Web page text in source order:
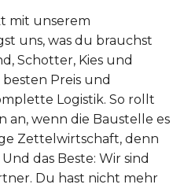
mit unserem
uns, was du brauchst
Schotter, Kies und
Preis und
Logistik. So rollt
an, wenn die Baustelle es
Zettelwirtschaft, denn
das Beste: Wir sind
Du hast nicht mehr